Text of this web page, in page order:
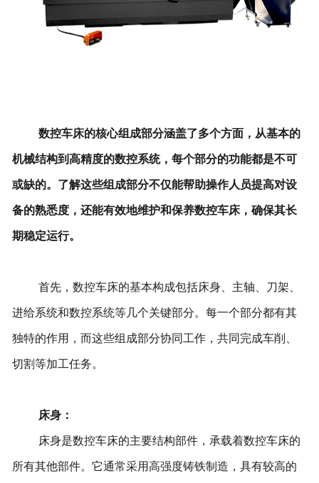
数控车床的核心组成部分涵盖了多个方面，从基本的
机械结构到高精度的数控系统，每个部分的功能都是不可
或缺的。了解这些组成部分不仅能帮助操作人员提高对设
备的熟悉度，还能有效地维护和保养数控车床，确保其长
期稳定运行。
首先，数控车床的基本构成包括床身、主轴、刀架、
进给系统和数控系统等几个关键部分。每一个部分都有其
独特的作用，而这些组成部分协同工作，共同完成车削、
切割等加工任务。
床身：
床身是数控车床的主要结构部件，承载着数控车床的
所有其他部件。它通常采用高强度铸铁制造，具有较高的